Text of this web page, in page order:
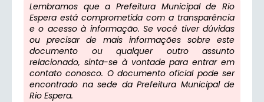
Lembramos que a Prefeitura Municipal de Rio
Espera está comprometida com a transparência
e o acesso à informação. Se você tiver dúvidas
ou precisar de mais informações sobre este
documento ou qualquer outro assunto
relacionado, sinta-se à vontade para entrar em
contato conosco. O documento oficial pode ser
encontrado na sede da Prefeitura Municipal de
Rio Espera.